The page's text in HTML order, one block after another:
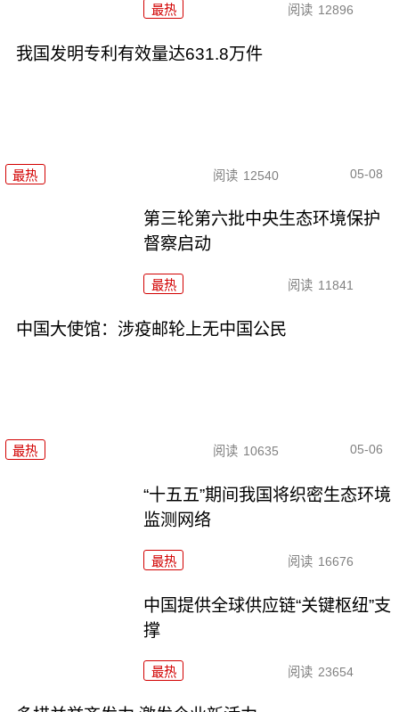
最热 阅读 12896
我国发明专利有效量达631.8万件
最热 阅读 12540 05-08
第三轮第六批中央生态环境保护
督察启动
最热 阅读 11841
中国大使馆：涉疫邮轮上无中国公民
最热 阅读 10635 05-06
“十五五”期间我国将织密生态环境
监测网络
最热 阅读 16676
中国提供全球供应链“关键枢纽”支
撑
最热 阅读 23654